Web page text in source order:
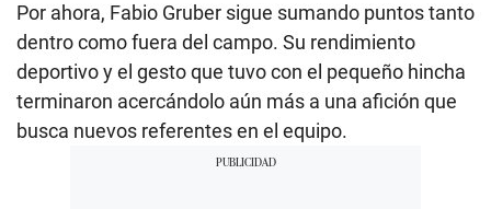
Por ahora, Fabio Gruber sigue sumando puntos tanto
dentro como fuera del campo. Su rendimiento
deportivo y el gesto que tuvo con el pequeño hincha
terminaron acercándolo aún más a una afición que
busca nuevos referentes en el equipo.